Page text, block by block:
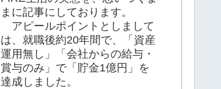
まに記事にしております。
アピールポイントとしまして
は、就職後約20年間で、「資産
運用無し」「会社からの給与・
賞与のみ」で「貯金1億円」を
達成しました。